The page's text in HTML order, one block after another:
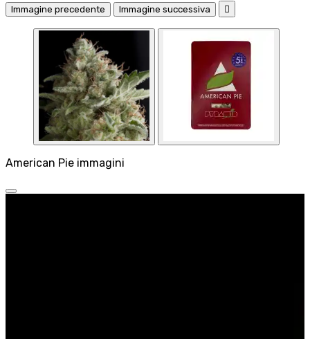
Immagine precedente Immagine successiva 
American Pie immagini